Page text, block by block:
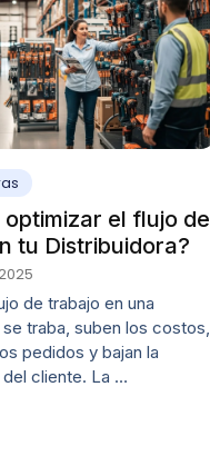
optimizar el flujo de
tu Distribuidora?
de trabajo en una
traba, suben los costos,
pedidos y bajan la
cliente. La …